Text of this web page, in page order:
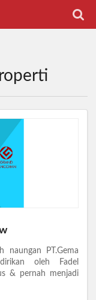
naungan PT.Gema
oleh Fadel
& pernah menjadi